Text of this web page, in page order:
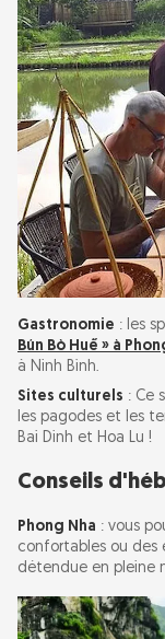
Gastronomie : les
Bún Bò Huế » à
à Ninh Bình.
Sites culturels : Ce
les pagodes et les
Bai Dinh et Hoa Lu !
Conseils
Phong Nha : vous
confortables ou des
détendue en pleine